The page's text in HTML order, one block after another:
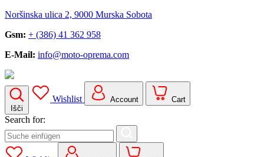
Noršinska ulica 2, 9000 Murska Sobota
Gsm: + (386) 41 362 958
E-Mail: info@moto-oprema.com
Išči
Wishlist Account Cart
Search for: